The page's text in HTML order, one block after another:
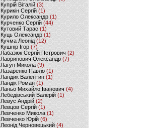
Купрій Віталій (3)
Курикін Сергій(1)
Курило Олександр (1)
Курченко Сергій (44)
Кутовий Тарас (1)
Куць Олександр (1)
Кучма Леонід (12)
Кушнір Ігор(7)
Лабазюк Сергій Петрович (2)
Лавринович Олександр(7)
Лагун Микола(9)
Лазаренко Павло (1)
Ландик Валентин (1)
Ландік Роман (1)
Ланьо Михайло Іванович(4)
Лебедівський Валерій(1)
Левус Андрій(2)
Левцов Сергій (1)
Левченко Микола (1)
Левченко Юрій (6)
Леонід Черновецький (4)